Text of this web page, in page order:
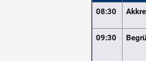
08:30
09:30